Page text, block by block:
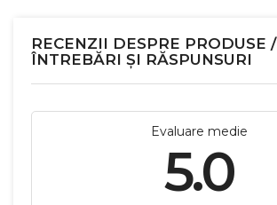
RECENZII DESPRE PRODUSE /
ÎNTREBĂRI ȘI RĂSPUNSURI
Evaluare medie
5.0